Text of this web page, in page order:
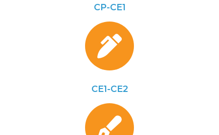
CP-CE1
CE1-CE2